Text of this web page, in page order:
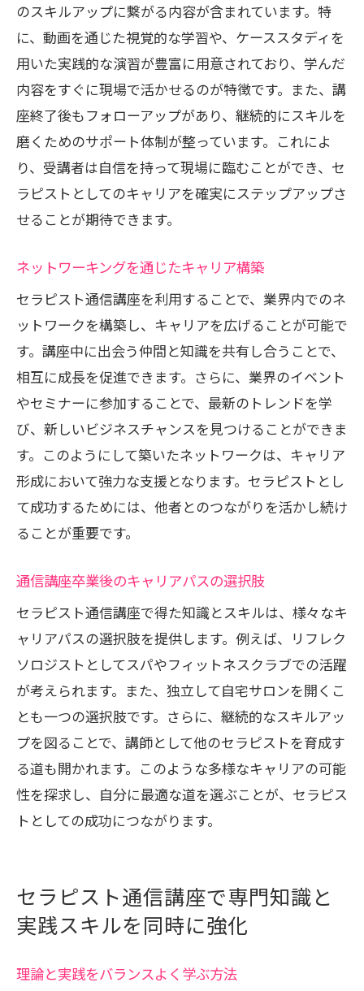
のスキルアップに繋がる内容が含まれています。特
に、動画を通じた視覚的な学習や、ケーススタディを
用いた実践的な演習が豊富に用意されており、学んだ
内容をすぐに現場で活かせるのが特徴です。また、講
座終了後もフォローアップがあり、継続的にスキルを
磨くためのサポート体制が整っています。これによ
り、受講者は自信を持って現場に臨むことができ、セ
ラピストとしてのキャリアを確実にステップアップさ
せることが期待できます。
ネットワーキングを通じたキャリア構築
セラピスト通信講座を利用することで、業界内でのネ
ットワークを構築し、キャリアを広げることが可能で
す。講座中に出会う仲間と知識を共有し合うことで、
相互に成長を促進できます。さらに、業界のイベント
やセミナーに参加することで、最新のトレンドを学
び、新しいビジネスチャンスを見つけることができま
す。このようにして築いたネットワークは、キャリア
形成において強力な支援となります。セラピストとし
て成功するためには、他者とのつながりを活かし続け
ることが重要です。
通信講座卒業後のキャリアパスの選択肢
セラピスト通信講座で得た知識とスキルは、様々なキ
ャリアパスの選択肢を提供します。例えば、リフレク
ソロジストとしてスパやフィットネスクラブでの活躍
が考えられます。また、独立して自宅サロンを開くこ
とも一つの選択肢です。さらに、継続的なスキルアッ
プを図ることで、講師として他のセラピストを育成す
る道も開かれます。このような多様なキャリアの可能
性を探求し、自分に最適な道を選ぶことが、セラピス
トとしての成功につながります。
セラピスト通信講座で専門知識と
実践スキルを同時に強化
理論と実践をバランスよく学ぶ方法